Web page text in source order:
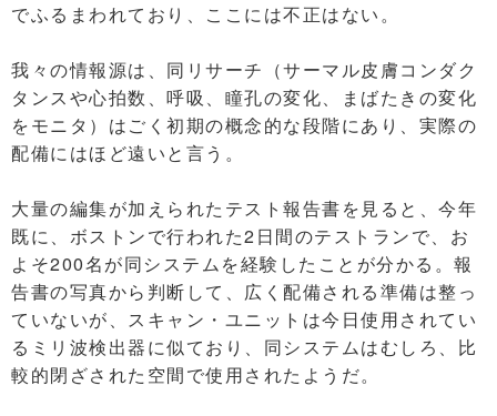
でふるまわれており、ここには不正はない。
我々の情報源は、同リサーチ（サーマル皮膚コンダク
タンスや心拍数、呼吸、瞳孔の変化、まばたきの変化
をモニタ）はごく初期の概念的な段階にあり、実際の
配備にはほど遠いと言う。
大量の編集が加えられたテスト報告書を見ると、今年
既に、ボストンで行われた2日間のテストランで、お
よそ200名が同システムを経験したことが分かる。報
告書の写真から判断して、広く配備される準備は整っ
ていないが、スキャン・ユニットは今日使用されてい
るミリ波検出器に似ており、同システムはむしろ、比
較的閉ざされた空間で使用されたようだ。